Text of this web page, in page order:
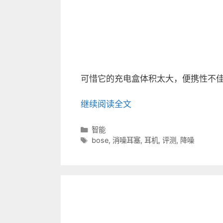
可惜它的充电盒体积太大，便携性
继续阅读全文
分
类
智能
标
bose, 消噪耳塞, 耳机, 评测, 降噪